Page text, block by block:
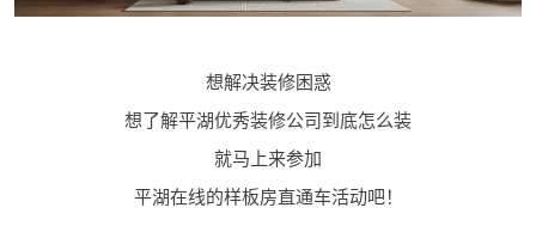
想解决装修困惑
想了解平湖优秀装修公司到底怎么装
就马上来参加
平湖在线的样板房直通车活动吧！